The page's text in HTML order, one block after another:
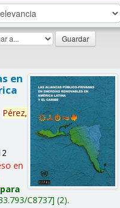
en
Pérez,
en
C8737 (2).